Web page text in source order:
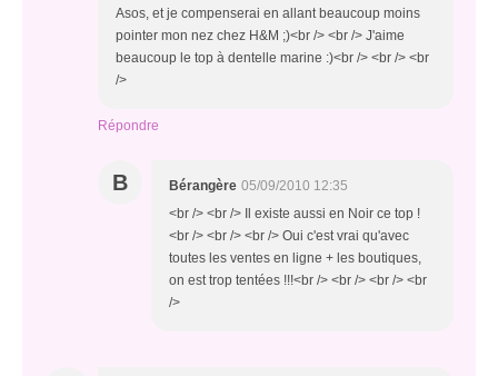
Asos, et je compenserai en allant beaucoup moins
pointer mon nez chez H&M ;)<br /> <br /> J'aime
beaucoup le top à dentelle marine :)<br /> <br /> <br
/>
Répondre
B Bérangère 05/09/2010 12:35
<br /> <br /> Il existe aussi en Noir ce top !
<br /> <br /> <br /> Oui c'est vrai qu'avec
toutes les ventes en ligne + les boutiques,
on est trop tentées !!!<br /> <br /> <br /> <br
/>